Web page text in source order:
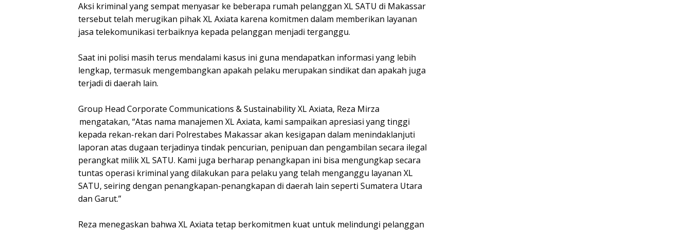
Aksi kriminal yang sempat menyasar ke beberapa rumah pelanggan XL SATU di Makassar
tersebut telah merugikan pihak XL Axiata karena komitmen dalam memberikan layanan
jasa telekomunikasi terbaiknya kepada pelanggan menjadi terganggu.
Saat ini polisi masih terus mendalami kasus ini guna mendapatkan informasi yang lebih
lengkap, termasuk mengembangkan apakah pelaku merupakan sindikat dan apakah juga
terjadi di daerah lain.
Group Head Corporate Communications & Sustainability XL Axiata, Reza Mirza
mengatakan, “Atas nama manajemen XL Axiata, kami sampaikan apresiasi yang tinggi
kepada rekan-rekan dari Polrestabes Makassar akan kesigapan dalam menindaklanjuti
laporan atas dugaan terjadinya tindak pencurian, penipuan dan pengambilan secara ilegal
perangkat milik XL SATU. Kami juga berharap penangkapan ini bisa mengungkap secara
tuntas operasi kriminal yang dilakukan para pelaku yang telah menganggu layanan XL
SATU, seiring dengan penangkapan-penangkapan di daerah lain seperti Sumatera Utara
dan Garut.”
Reza menegaskan bahwa XL Axiata tetap berkomitmen kuat untuk melindungi pelanggan